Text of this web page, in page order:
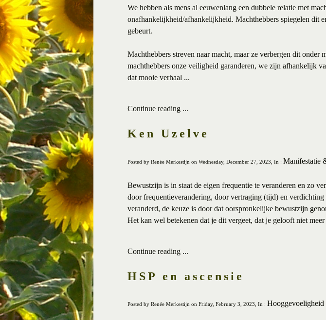
We hebben als mens al eeuwenlang een dubbele relatie met
onafhankelijkheid/afhankelijkheid. Machthebbers spiegelen dit
gebeurt.
Machthebbers streven naar macht, maar ze verbergen dit
machthebbers onze veiligheid garanderen, we zijn afhankelijk
dat mooie verhaal ...
Continue reading ...
Ken Uzelve
Posted by Renée Merkestijn on Wednesday, December 27, 2023, In : Manifestatie
Bewustzijn is in staat de eigen frequentie te veranderen en zo
door frequentieverandering, door vertraging (tijd) en
veranderd, de keuze is door dat oorspronkelijke bewustzijn
Het kan wel betekenen dat je dit vergeet, dat je gelooft niet
Continue reading ...
HSP en ascensie
Posted by Renée Merkestijn on Friday, February 3, 2023, In : Hooggevoeligheid